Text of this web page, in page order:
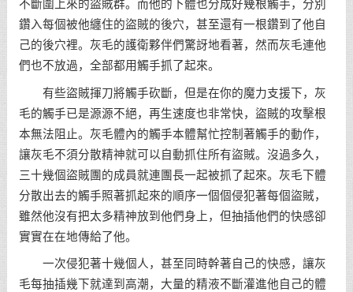
不斷圍上來的盜賊群。而他的下體也分成好幾根觸手，分別
鑽入每個被他纏住的盜賊的後穴，甚至還有一根鑽到了他自
己的後穴裡。灰毛的護衛夥伴們驚訝地看著，然而灰毛連他
們也不放過，全部都用觸手抓了起來。
有些盜賊揮刀將觸手砍斷，但是在你的魔力支援下，灰
毛的觸手已是源源不絕，再生速度也非常快，盜賊的攻擊根
本無法阻止。灰毛體內的觸手本體幫忙控制著觸手的動作，
讓灰毛不須分散精神就可以自動抓住所有盜賊。沒過多久，
三十幾個盜賊團的成員就連團長一起被抓了起來。灰毛下體
分散出去的觸手照著抓起來的順序一個個侵犯著每個盜賊，
雖然他沒有把太多精神放到他們身上，但抽插他們的快感卻
實實在在地傳給了他。
一次侵犯著十幾個人，甚至同時幹著自己的快感，讓灰
毛每抽插幾下就達到高潮，大量的精液不斷灌進他自己的體